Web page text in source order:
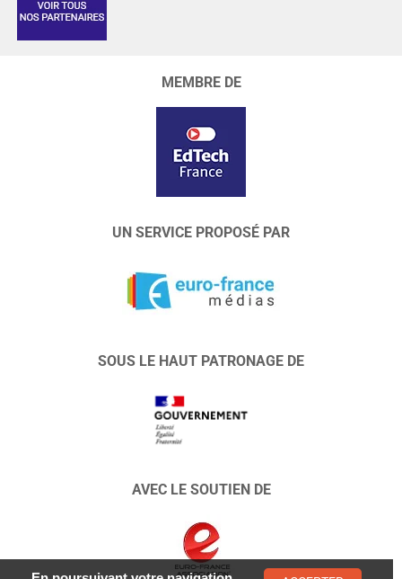
MEMBRE DE
UN SERVICE PROPOSÉ PAR
SOUS LE HAUT PATRONAGE DE
AVEC LE SOUTIEN DE